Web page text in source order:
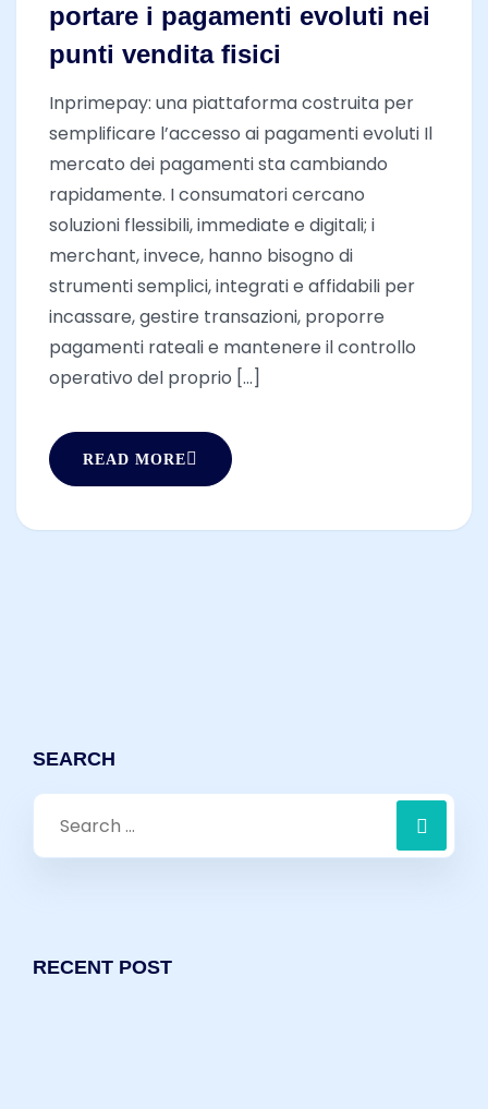
portare i pagamenti evoluti nei
punti vendita fisici
Inprimepay: una piattaforma costruita per
semplificare l’accesso ai pagamenti evoluti Il
mercato dei pagamenti sta cambiando
rapidamente. I consumatori cercano
soluzioni flessibili, immediate e digitali; i
merchant, invece, hanno bisogno di
strumenti semplici, integrati e affidabili per
incassare, gestire transazioni, proporre
pagamenti rateali e mantenere il controllo
operativo del proprio [...]
READ MORE
SEARCH
Search
RECENT POST